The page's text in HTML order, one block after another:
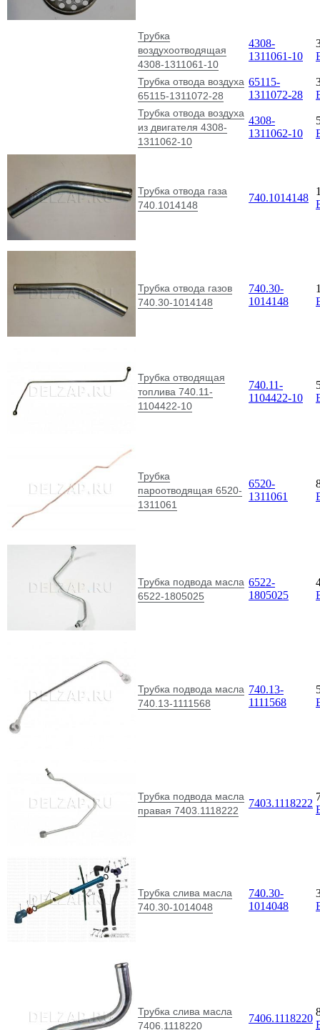
Трубка
воздухоотводящая
4308-1311061-10
4308-
1311061-10
Трубка отвода воздуха
65115-1311072-28
65115-
1311072-28
Трубка отвода воздуха
из двигателя 4308-
1311062-10
4308-
1311062-10
Трубка отвода газа
740.1014148
740.1014148
Трубка отвода газов
740.30-1014148
740.30-
1014148
Трубка отводящая
топлива 740.11-
1104422-10
740.11-
1104422-10
Трубка
пароотводящая 6520-
1311061
6520-
1311061
Трубка подвода масла
6522-1805025
6522-
1805025
Трубка подвода масла
740.13-1111568
740.13-
1111568
Трубка подвода масла
правая 7403.1118222
7403.1118222
Трубка слива масла
740.30-1014048
740.30-
1014048
Трубка слива масла
7406.1118220
7406.1118220